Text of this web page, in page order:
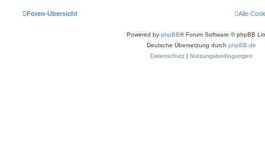
Foren-Übersicht Alle
Powered by phpBB® Forum Software © phpBB
Deutsche Übersetzung durch phpBB.de
Datenschutz
Nutzungsbedingungen